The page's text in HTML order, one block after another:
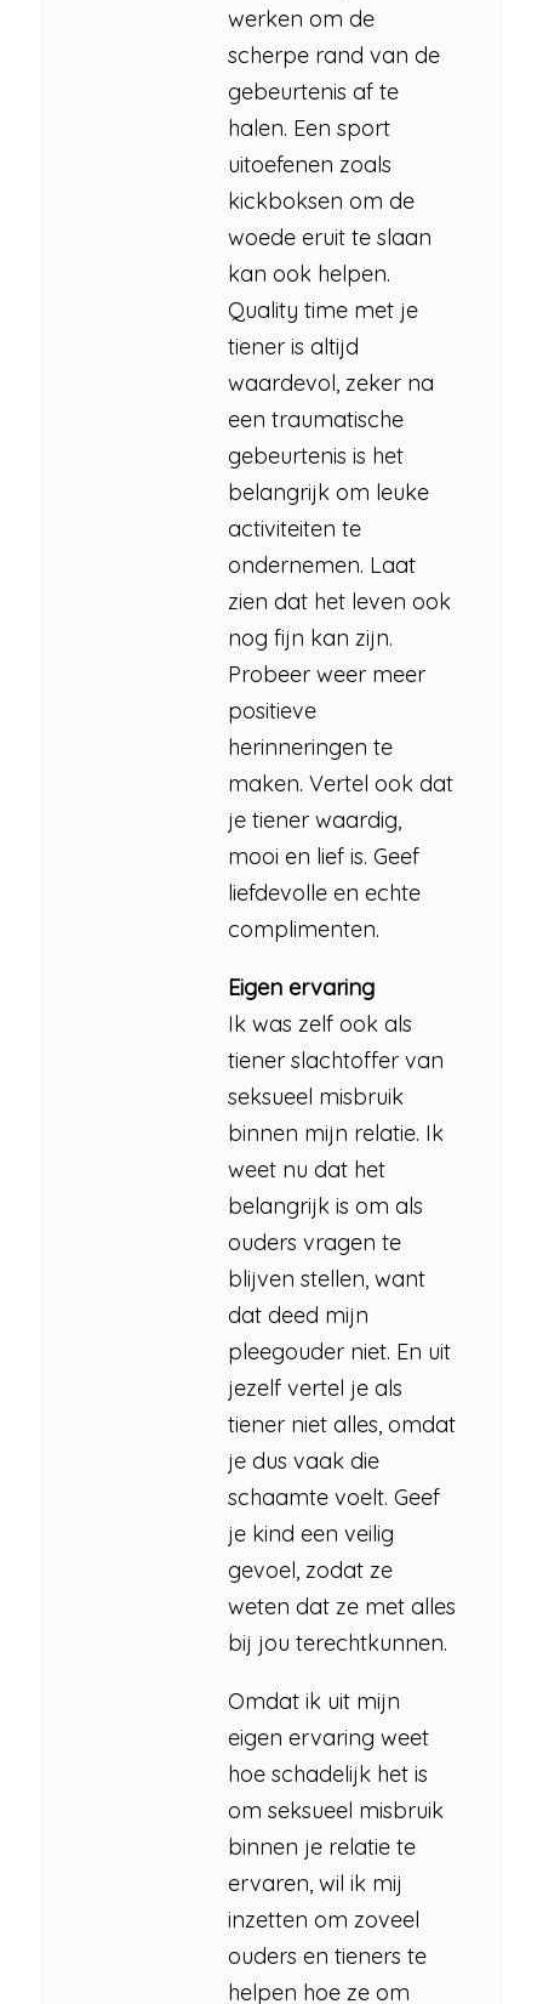
werken om de
scherpe rand van de
gebeurtenis af te
halen. Een sport
uitoefenen zoals
kickboksen om de
woede eruit te slaan
kan ook helpen.
Quality time met je
tiener is altijd
waardevol, zeker na
een traumatische
gebeurtenis is het
belangrijk om leuke
activiteiten te
ondernemen. Laat
zien dat het leven ook
nog fijn kan zijn.
Probeer weer meer
positieve
herinneringen te
maken. Vertel ook dat
je tiener waardig,
mooi en lief is. Geef
liefdevolle en echte
complimenten.
Eigen ervaring
Ik was zelf ook als
tiener slachtoffer van
seksueel misbruik
binnen mijn relatie. Ik
weet nu dat het
belangrijk is om als
ouders vragen te
blijven stellen, want
dat deed mijn
pleegouder niet. En uit
jezelf vertel je als
tiener niet alles, omdat
je dus vaak die
schaamte voelt. Geef
je kind een veilig
gevoel, zodat ze
weten dat ze met alles
bij jou terechtkunnen.
Omdat ik uit mijn
eigen ervaring weet
hoe schadelijk het is
om seksueel misbruik
binnen je relatie te
ervaren, wil ik mij
inzetten om zoveel
ouders en tieners te
helpen hoe ze om